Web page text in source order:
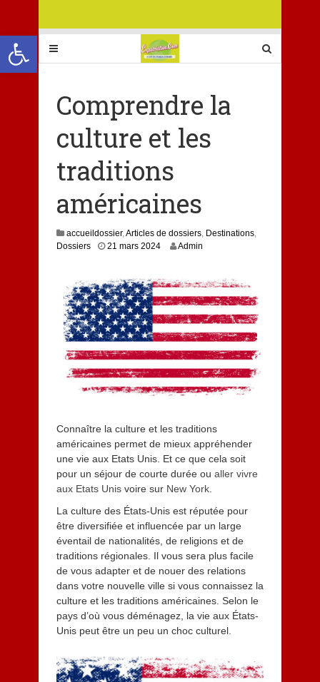
Ouvrir la barre d’outils
Comprendre la
culture et les
traditions
américaines
accueildossier,Articles de dossiers, Destinations,
Dossiers
21 mars 20242
a
r
2
0
2
4
Admin
Connaître la culture et les traditions
américaines permet de mieux appréhender
une vie aux Etats Unis. Et ce que cela soit
pour un séjour de courte durée ou aller vivre
aux Etats Unisvoire sur New York.
La culture des États-Unis est réputée pour
être diversifiée et influencée par un large
éventail de nationalités, de religions et de
traditions régionales. Il vous sera plus facile
de vous adapter et de nouer des relations
dans votre nouvelle ville si vous connaissez la
culture et les traditions américaines. Selon le
pays d’où vous déménagez, la vie aux États-
Unis peut être un peu un choc culturel.